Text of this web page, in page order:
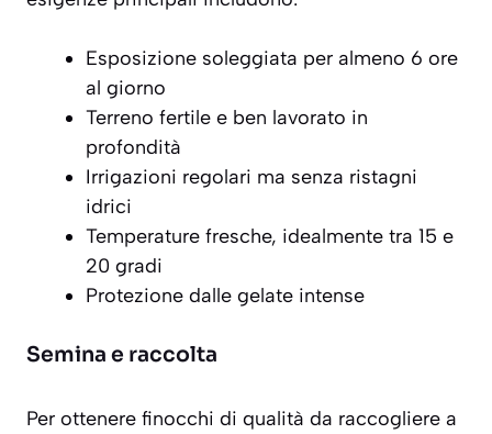
Esposizione soleggiata per almeno 6 ore
al giorno
Terreno fertile e ben lavorato in
profondità
Irrigazioni regolari ma senza ristagni
idrici
Temperature fresche, idealmente tra 15 e
20 gradi
Protezione dalle gelate intense
Semina e raccolta
Per ottenere finocchi di qualità da raccogliere a